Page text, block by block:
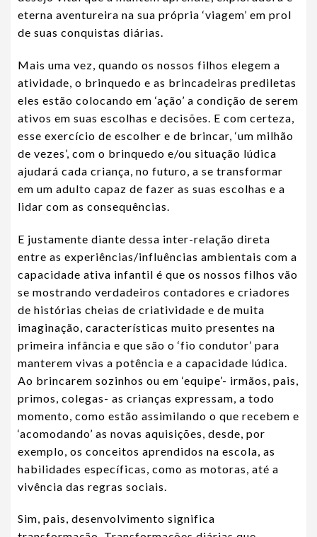
eterna aventureira na sua própria ‘viagem’ em prol
de suas conquistas diárias.
Mais uma vez, quando os nossos filhos elegem a
atividade, o brinquedo e as brincadeiras prediletas
eles estão colocando em ‘ação’ a condição de serem
ativos em suas escolhas e decisões. E com certeza,
esse exercício de escolher e de brincar, ‘um milhão
de vezes’, com o brinquedo e/ou situação lúdica
ajudará cada criança, no futuro, a se transformar
em um adulto capaz de fazer as suas escolhas e a
lidar com as consequências.
E justamente diante dessa inter-relação direta
entre as experiências/influências ambientais com a
capacidade ativa infantil é que os nossos filhos vão
se mostrando verdadeiros contadores e criadores
de histórias cheias de criatividade e de muita
imaginação, características muito presentes na
primeira infância e que são o ‘fio condutor’ para
manterem vivas a potência e a capacidade lúdica.
Ao brincarem sozinhos ou em ‘equipe’- irmãos, pais,
primos, colegas- as crianças expressam, a todo
momento, como estão assimilando o que recebem e
‘acomodando’ as novas aquisições, desde, por
exemplo, os conceitos aprendidos na escola, as
habilidades específicas, como as motoras, até a
vivência das regras sociais.
Sim, pais, desenvolvimento significa